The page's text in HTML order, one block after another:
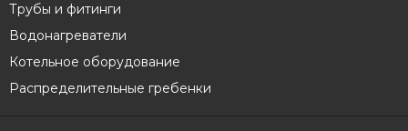
Трубы и фитинги
Водонагреватели
Котельное оборудование
Распределительные гребенки